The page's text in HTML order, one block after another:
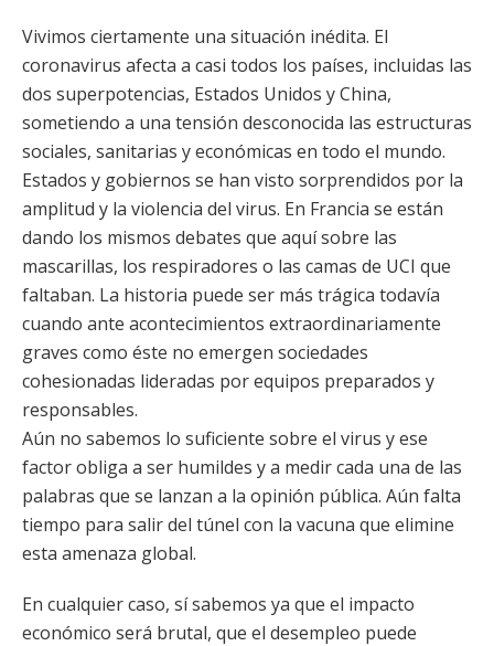
Vivimos ciertamente una situación inédita. El
coronavirus afecta a casi todos los países, incluidas las
dos superpotencias, Estados Unidos y China,
sometiendo a una tensión desconocida las estructuras
sociales, sanitarias y económicas en todo el mundo.
Estados y gobiernos se han visto sorprendidos por la
amplitud y la violencia del virus. En Francia se están
dando los mismos debates que aquí sobre las
mascarillas, los respiradores o las camas de UCI que
faltaban. La historia puede ser más trágica todavía
cuando ante acontecimientos extraordinariamente
graves como éste no emergen sociedades
cohesionadas lideradas por equipos preparados y
responsables.
Aún no sabemos lo suficiente sobre el virus y ese
factor obliga a ser humildes y a medir cada una de las
palabras que se lanzan a la opinión pública. Aún falta
tiempo para salir del túnel con la vacuna que elimine
esta amenaza global.
En cualquier caso, sí sabemos ya que el impacto
económico será brutal, que el desempleo puede